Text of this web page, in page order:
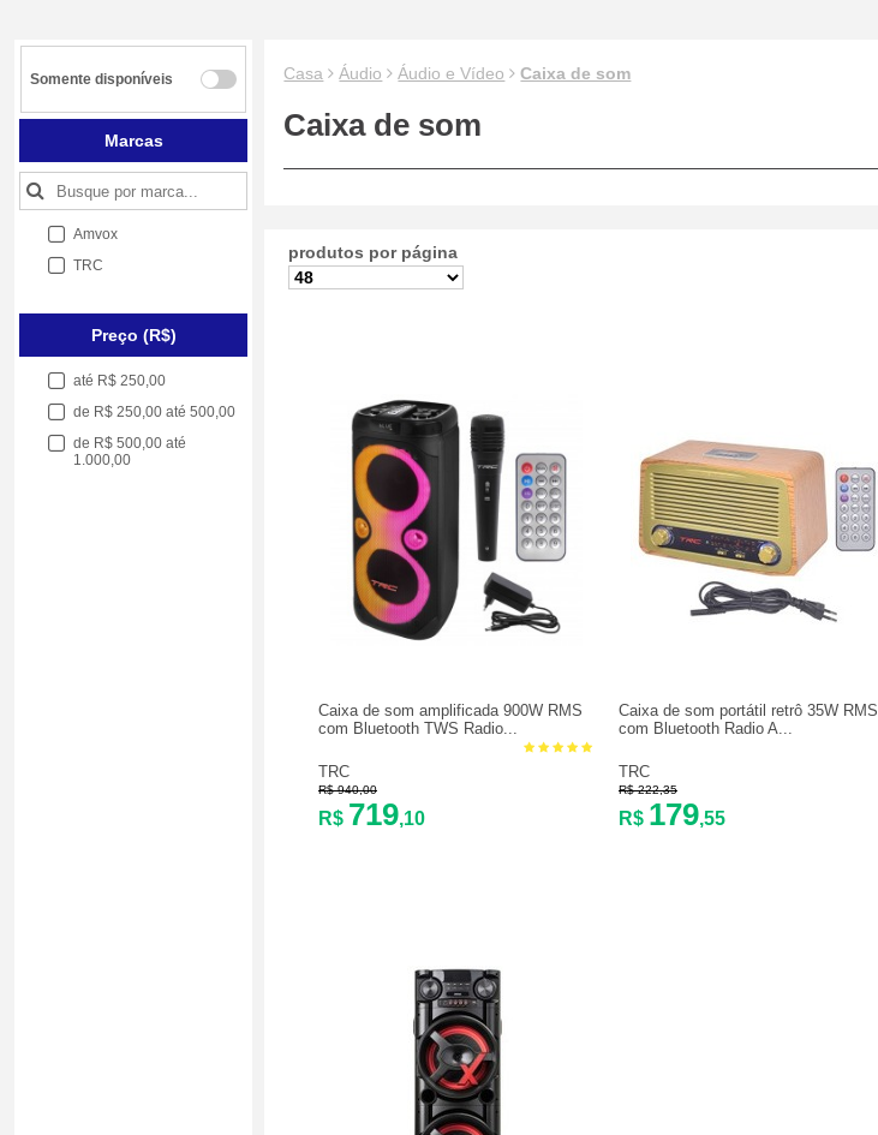
Somente disponíveis
Marcas
Amvox
TRC
Preço (R$)
até R$ 250,00
de R$ 250,00 até 500,00
de R$ 500,00 até
1.000,00
Casa Áudio Áudio e Vídeo Caixa de som
Caixa de som
produtos por página
Caixa de som amplificada 900W RMS
com Bluetooth TWS Radio...
TRC
R$ 940,00
R$ 719,10
Caixa de som portátil retrô 35W RMS
com Bluetooth Radio A...
TRC
R$ 222,35
R$ 179,55